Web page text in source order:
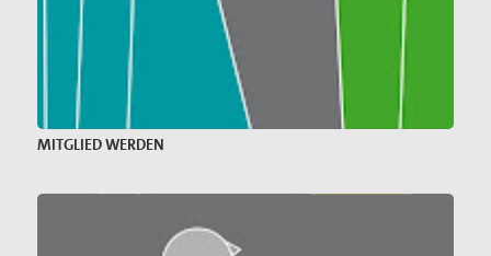
MITGLIED WERDEN